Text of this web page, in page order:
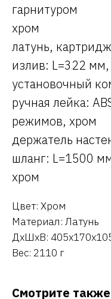
гарнитуром
хром
латунь,
излив: L=322
установочный
ручная лейка:
режимов, хром
держатель
шланг: L=1500
хром
Цвет: Хром
Материал: Латунь
ДxШxВ:
Вес: 2110 г
Смотрите также